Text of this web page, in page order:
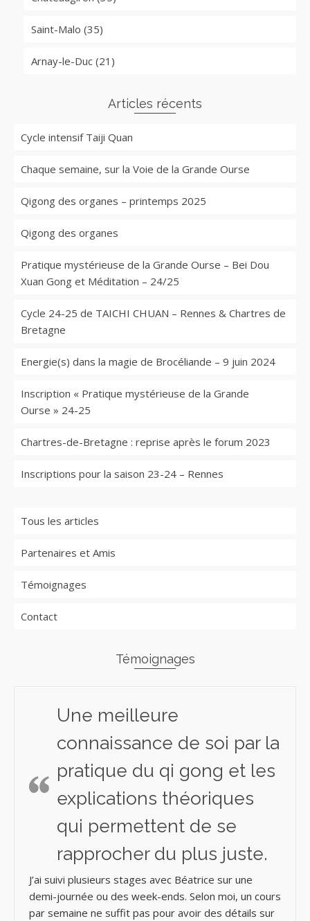
Saint-Malo (35)
Arnay-le-Duc (21)
Articles récents
Cycle intensif Taiji Quan
Chaque semaine, sur la Voie de la Grande Ourse
Qigong des organes – printemps 2025
Qigong des organes
Pratique mystérieuse de la Grande Ourse – Bei Dou
Xuan Gong et Méditation – 24/25
Cycle 24-25 de TAICHI CHUAN – Rennes & Chartres de
Bretagne
Energie(s) dans la magie de Brocéliande – 9 juin 2024
Inscription « Pratique mystérieuse de la Grande
Ourse » 24-25
Chartres-de-Bretagne : reprise après le forum 2023
Inscriptions pour la saison 23-24 – Rennes
Tous les articles
Partenaires et Amis
Témoignages
Contact
Témoignages
Une meilleure
connaissance de soi par la
pratique du qi gong et les
explications théoriques
qui permettent de se
rapprocher du plus juste.
J’ai suivi plusieurs stages avec Béatrice sur une
demi-journée ou des week-ends. Selon moi, un cours
par semaine ne suffit pas pour avoir des détails sur